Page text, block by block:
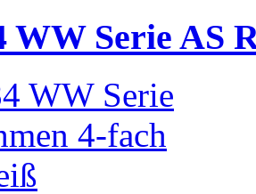
WW Serie AS